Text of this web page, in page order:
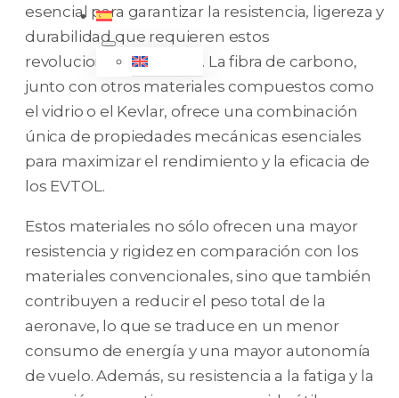
esencial para garantizar la resistencia, ligereza y
durabilidad que requieren estos
revolucionarios aviones. La fibra de carbono,
junto con otros materiales compuestos como
el vidrio o el Kevlar, ofrece una combinación
única de propiedades mecánicas esenciales
para maximizar el rendimiento y la eficacia de
los EVTOL.
Estos materiales no sólo ofrecen una mayor
resistencia y rigidez en comparación con los
materiales convencionales, sino que también
contribuyen a reducir el peso total de la
aeronave, lo que se traduce en un menor
consumo de energía y una mayor autonomía
de vuelo. Además, su resistencia a la fatiga y la